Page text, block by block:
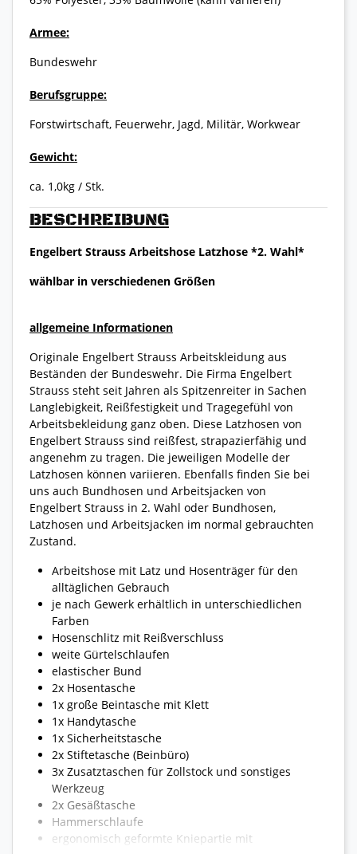
BESCHREIBUNG
Engelbert Strauss Arbeitshose Latzhose *2. Wahl*
wählbar in verschiedenen Größen
allgemeine Informationen
Originale Engelbert Strauss Arbeitskleidung aus
Beständen der Bundeswehr. Die Firma Engelbert
Strauss steht seit Jahren als Spitzenreiter in Sachen
Langlebigkeit, Reißfestigkeit und Tragegefühl von
Arbeitsbekleidung ganz oben. Diese Latzhosen von
Engelbert Strauss sind reißfest, strapazierfähig und
angenehm zu tragen. Die jeweiligen Modelle der
Latzhosen können variieren. Ebenfalls finden Sie bei
uns auch Bundhosen und Arbeitsjacken von
Engelbert Strauss in 2. Wahl oder Bundhosen,
Latzhosen und Arbeitsjacken im normal gebrauchten
Zustand.
Arbeitshose mit Latz und Hosenträger für den
alltäglichen Gebrauch
je nach Gewerk erhältlich in unterschiedlichen
Farben
Hosenschlitz mit Reißverschluss
weite Gürtelschlaufen
elastischer Bund
2x Hosentasche
1x große Beintasche mit Klett
1x Handytasche
1x Sicherheitstasche
2x Stiftetasche (Beinbüro)
3x Zusatztaschen für Zollstock und sonstiges
Werkzeug
2x Gesäßtasche
Hammerschlaufe
ergonomisch geformte Kniepartie mit
Armee:
Bundeswehr
Berufsgruppe:
Forstwirtschaft, Feuerwehr, Jagd, Militär, Workwear
Gewicht:
ca. 1,0kg / Stk.